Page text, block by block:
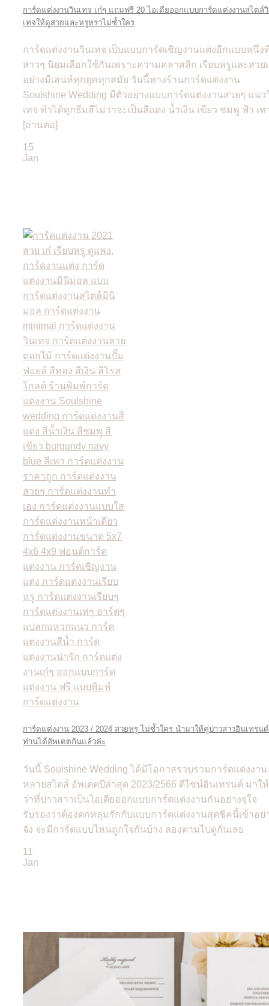
การ์ดแต่งงานวินเทจ เก๋ๆ แถมฟรี 20 ไอเดียออกแบบการ์ดแต่งงานสไตล์
เทจให้ดูสวยและหรูหราไม่ซ้ำใคร
การ์ดแต่งงานวินเทจ เป็บแบบการ์ดเชิญงานแต่งอีกแบบหนึ่ง
สาวๆ นิยมเลือกใช้กันเพราะความคลาสสิก เรียบหรูและสวย
อย่างมีเสน่ห์ทุกยุคทุกสมัย วันนี้ทางร้านการ์ดแต่งงาน
Soulshine Wedding มีตัวอย่างแบบการ์ดแต่งงานสวยๆ แนว
เทจ ทำได้ทุกธีมสีไม่ว่าจะเป็นสีแดง น้ำเงิน เขียว ชมพู ฟ้า เท
[อ่านต่อ]
15
Jan
การ์ดแต่งงาน 2023 / 2024 สวยหรู ไม่ซ้ำใคร นำมาให้คู่บ่าวสาวอินเทรน
ท่านได้อัพเดตกันแล้วค่ะ
วันนี้ Soulshine Wedding ได้มีโอกาสรวบรวมการ์ดแต่งงาน
หลายสไตล์ อัพเดตปีล่าสุด 2023/2566 ดีไชน์อินเทรนด์ มาให้
ว่าที่บ่าวสาวเป็นไอเดียออกแบบการ์ดแต่งงานกันอย่างจุใจ
รับรองว่าต้องตกหลุมรักกับแบบการ์ดแต่งงานสุดชิคนี้เข้าอย่
จัง จะมีการ์ดแบบไหนถูกใจกันบ้าง ลองตามไปดูกันเลย
11
Jan